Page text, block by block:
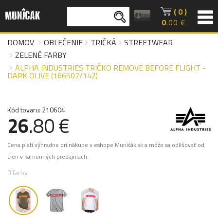
( 0 )
0.00 €
DOMOV
OBLEČENIE TRIČKÁ
STREETWEAR
ZELENÉ FARBY
ALPHA INDUSTRIES TRIČKO REMOVE BEFORE FLIGHT -
DARK OLIVE (166507/142)
Kód tovaru: 210604
26.80 €
Cena platí výhradne pri nákupe v eshope Muničák.sk a môže sa odlišovať od
cien v kamenných predajniach.
3 farby